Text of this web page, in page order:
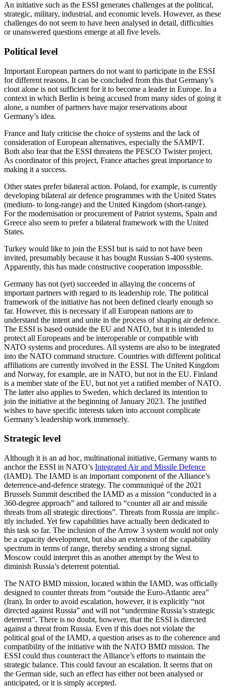
An initiative such as the ESSI generates challenges at the political,
strategic, mili­tary, industrial, and economic levels. How­ever, as these
challenges do not seem to have been analysed in detail, difficulties
or un­answered questions emerge at all five levels.
Political level
Important European partners do not want to participate in the ESSI
for different reasons. It can be concluded from this that Germany’s
clout alone is not sufficient for it to become a leader in Europe. In a
con­text in which Berlin is being accused from many sides of going it
alone, a number of partners have major reservations about
Germany’s idea.
France and Italy criticise the choice of systems and the lack of
consideration of European alternatives, especially the SAMP/T.
Both also fear that the ESSI threat­ens the PESCO Twister project.
As coordi­nator of this project, France attaches great importance to
making it a success.
Other states prefer bilateral action. Poland, for example, is currently
developing bilateral air defence programmes with the United States
(medium- to long-range) and the United Kingdom (short-range).
For the modernisation or procurement of Patriot systems, Spain and
Greece also seem to prefer a bilateral framework with the United
States.
Turkey would like to join the ESSI but is said to not have been
invited, presumably because it has bought Russian S-400 sys­tems.
Apparently, this has made construc­tive cooperation impossible.
Germany has not (yet) succeeded in allay­ing the concerns of
important partners with regard to its leadership role. The political
framework of the initiative has not been defined clearly enough so
far. However, this is necessary if all European nations are to
understand the intent and unite in the pro­cess of shaping air defence.
The ESSI is based outside the EU and NATO, but it is intended to
protect all Europeans and be interoperable or compatible with
NATO systems and procedures. All systems are also to be integrated
into the NATO com­mand structure. Countries with different political
affiliations are currently involved in the ESSI. The United Kingdom
and Nor­way, for example, are in NATO, but not in the EU. Finland
is a member state of the EU, but not yet a ratified member of NATO.
The latter also applies to Sweden, which declared its intention to
join the initiative at the beginning of January 2023. The jus­tified
wishes to have specific interests taken into account complicate
Germany’s leader­ship work immensely.
Strategic level
Although it is an ad hoc, multinational initiative, Germany wants to
anchor the ESSI in NATO’s Integrated Air and Missile Defence
(IAMD). The IAMD is an important com­ponent of the Alliance’s
deterrence-and-defence strategy. The communiqué of the 2021
Brussels Summit described the IAMD as a mission “conducted in a
360-degree approach” and tailored to “counter all air and missile
threats from all strategic directions”. Threats from Russia are im­plic­
itly included. Yet few capabilities have actually been dedicated to
this task so far. The inclusion of the Arrow 3 system would not only
be a capacity development, but also an extension of the capability
spectrum in terms of range, thereby sending a strong signal.
Moscow could interpret this as an­other attempt by the West to
diminish Russia’s deterrent potential.
The NATO BMD mission, located within the IAMD, was officially
designed to count­er threats from “outside the Euro-Atlantic area”
(Iran). In order to avoid escalation, how­ever, it is explicitly “not
directed against Russia” and will not “undermine Russia’s strategic
deterrent”. There is no doubt, however, that the ESSI is directed
against a threat from Russia. Even if this does not violate the
political goal of the IAMD, a question arises as to the coherence and
compatibility of the initiative with the NATO BMD mission. The
ESSI could thus counteract the Alliance’s efforts to main­tain the
strategic balance. This could favour an escalation. It seems that on
the German side, such an effect has either not been analysed or
anticipated, or it is simply accepted.